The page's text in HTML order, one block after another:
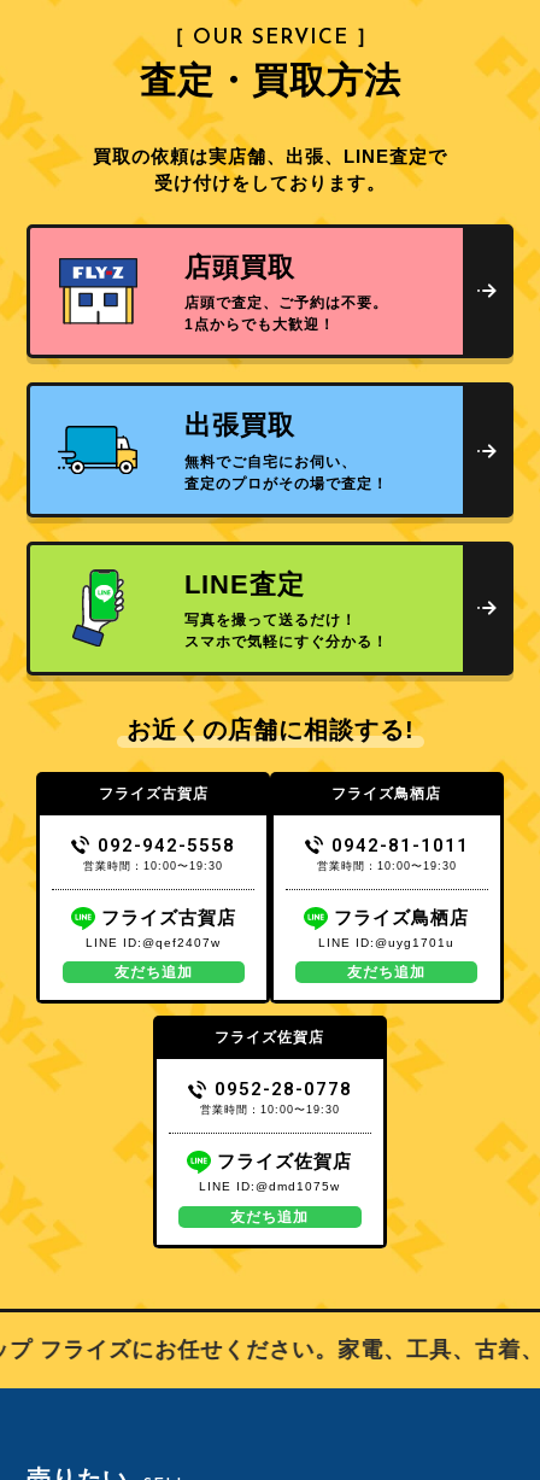
［ OUR SERVICE ］
査定・買取方法
買取の依頼は実店舗、出張、LINE査定で
受け付けをしております。
店頭買取
店頭で査定、ご予約は不要。
1点からでも大歓迎！
出張買取
無料でご自宅にお伺い、
査定のプロがその場で査定！
LINE査定
写真を撮って送るだけ！
スマホで気軽にすぐ分かる！
お近くの店舗に相談する!
フライズ古賀店
092-942-5558
営業時間：10:00〜19:30
フライズ古賀店
LINE ID:@qef2407w
友だち追加
フライズ鳥栖店
0942-81-1011
営業時間：10:00〜19:30
フライズ鳥栖店
LINE ID:@uyg1701u
友だち追加
フライズ佐賀店
0952-28-0778
営業時間：10:00〜19:30
フライズ佐賀店
LINE ID:@dmd1075w
友だち追加
ライズにお任せください。家電、工具、古着、